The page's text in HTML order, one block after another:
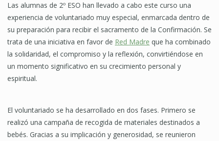
Las alumnas de 2º ESO han llevado a cabo este curso una
experiencia de voluntariado muy especial, enmarcada dentro de
su preparación para recibir el sacramento de la Confirmación. Se
trata de una iniciativa en favor de Red Madre que ha combinado
la solidaridad, el compromiso y la reflexión, convirtiéndose en
un momento significativo en su crecimiento personal y
espiritual.
El voluntariado se ha desarrollado en dos fases. Primero se
realizó una campaña de recogida de materiales destinados a
bebés. Gracias a su implicación y generosidad, se reunieron